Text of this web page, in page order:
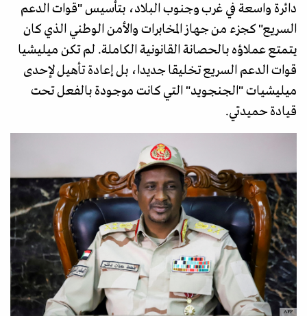
دائرة واسعة في غرب وجنوب البلاد، بتأسيس "قوات الدعم
السريع" كجزء من جهاز المخابرات والأمن الوطني الذي كان
يتمتع عملاؤه بالحصانة القانونية الكاملة. لم تكن ميليشيا
قوات الدعم السريع تخليقا جديدا، بل إعادة تأهيل لإحدى
ميليشيات "الجنجويد" التي كانت موجودة بالفعل تحت
قيادة حميدتي.
AFP